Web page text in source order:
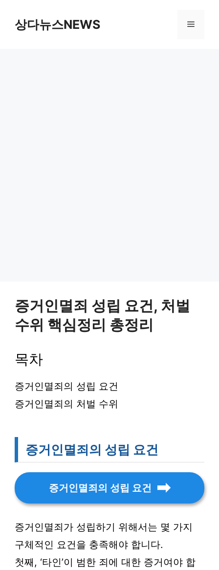
상다뉴스NEWS 메
증거인멸죄 성립 요건, 처벌
수위 핵심정리 총정리
목차
증거인멸죄의 성립 요건
증거인멸죄의 처벌 수위
증거인멸죄의 성립 요건
증거인멸죄의 성립 요건
증거인멸죄가 성립하기 위해서는 몇 가지
구체적인 요건을 충족해야 합니다.
첫째, ‘타인’이 범한 죄에 대한 증거여야 합